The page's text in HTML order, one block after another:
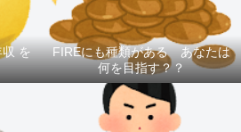
収 を
FIREにも種類がある あなたは
何を目指す？？